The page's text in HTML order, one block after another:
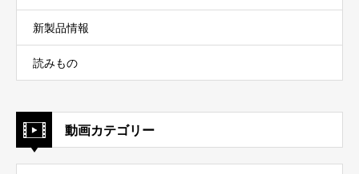
新製品情報
読みもの
動画カテゴリー